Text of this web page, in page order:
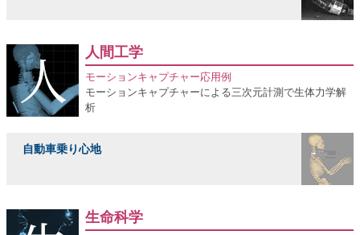
人間工学
モーションキャプチャー応用例
モーションキャプチャーによる三次元計測で生体力学解
析
自動車乗り心地
生命科学